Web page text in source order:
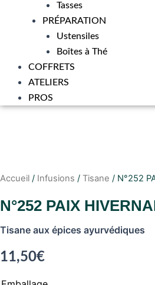
Tasses
PRÉPARATION
Ustensiles
Boîtes à Thé
COFFRETS
ATELIERS
PROS
Accueil / Infusions / Tisane / N°252
N°252 PAIX
Tisane aux épices ayurvédiques
11,50€